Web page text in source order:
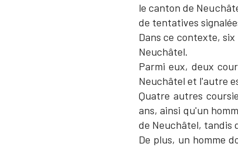
le canton de
de tentatives
Dans ce contexte,
Neuchâtel.
Parmi eux, deux
Neuchâtel et l'autre
Quatre autres
ans, ainsi qu'un
de Neuchâtel, tandis
De plus, un homme